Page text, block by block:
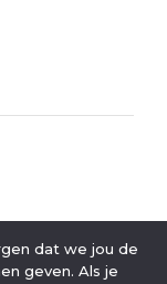
dat we jou de
geven. Als je